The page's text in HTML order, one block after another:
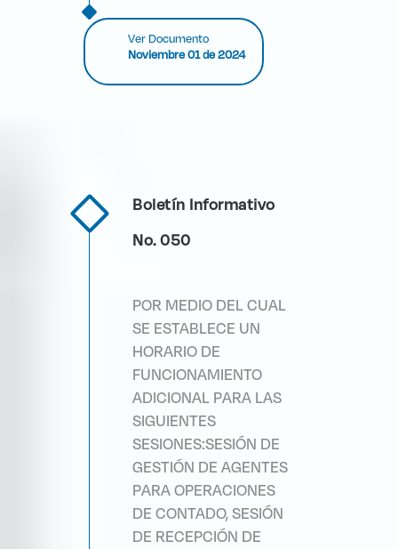
Ver Documento
Noviembre 01 de 2024
Boletín Informativo
No. 050
POR MEDIO DEL CUAL
SE ESTABLECE UN
HORARIO DE
FUNCIONAMIENTO
ADICIONAL PARA LAS
SIGUIENTES
SESIONES:SESIÓN DE
GESTIÓN DE AGENTES
PARA OPERACIONES
DE CONTADO, SESIÓN
DE RECEPCIÓN DE